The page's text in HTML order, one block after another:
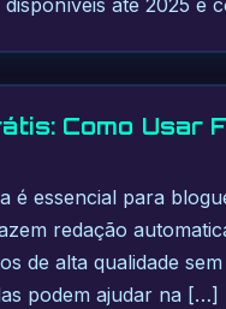
até 2025 e
Como Usar
é essencial para
redação
de alta qualidade
podem ajudar na […]